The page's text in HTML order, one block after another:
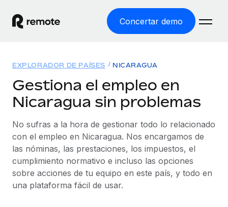
Concertar demo
EMPLEO GLOBAL
Nómina global
Gestiona las nóminas de forma sencilla y conforme a la
legalidad.
Employer of Record
Expándete en todo el mundo sin gastar en entidades.
Soluciones
COBERTURA MUNDIAL
Explorador de países
Consulta el soporte del empleo global según el país.
Explorador estatal de EE. UU.
Simplifica la contratación en todos los estados de EE.
Recursos
HERRAMIENTAS Y CALCULADORAS
Calculadora del riesgo de clasificación errónea
Consulta el riesgo de clasificación errónea por país.
Precios
EXPLORADOR DE PAÍSES NICARAGUA
Gestiona el empleo en
Nicaragua sin problemas
No sufras a la hora de gestionar todo lo relacionado
con el empleo en Nicaragua. Nos encargamos de
las nóminas, las prestaciones, los impuestos, el
cumplimiento normativo e incluso las opciones
sobre acciones de tu equipo en este país, y todo en
una plataforma fácil de usar.